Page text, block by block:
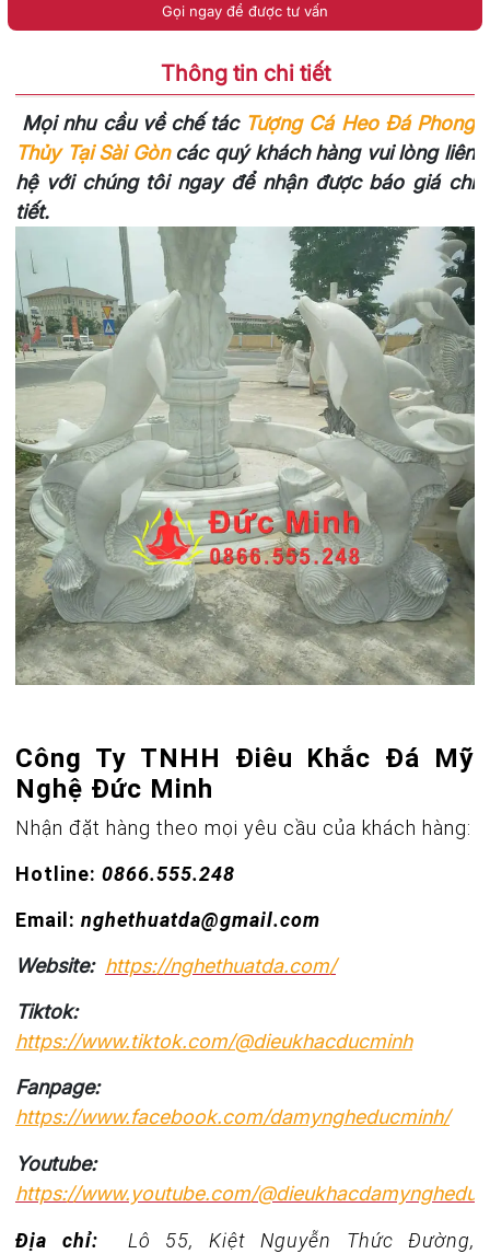
Gọi ngay để được tư vấn
Thông tin chi tiết
Mọi nhu cầu về chế tác Tượng Cá Heo Đá Phong
Thủy Tại Sài Gòncác quý khách hàng vui lòng liên
hệ với chúng tôi ngay để nhận được báo giá chi
tiết.
Công Ty TNHH Điêu Khắc Đá Mỹ
Nghệ Đức Minh
Nhận đặt hàng theo mọi yêu cầu của khách hàng:
Hotline: 0866.555.248
Email: nghethuatda@gmail.com
Website: https://nghethuatda.com/
Tiktok:
https://www.tiktok.com/@dieukhacducminh
Fanpage:
https://www.facebook.com/damyngheducminh/
Youtube:
https://www.youtube.com/
Địa chỉ: Lô 55, Kiệt Nguyễn Thức Đường,